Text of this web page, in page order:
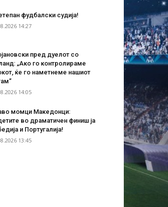
фудбалски судија!
14:27
пред дуелот со
„Ако го контролираме
ќе го наметнеме нашиот
14:05
момци Македонци:
во драматичен финиш ја
и Португалија!
13:45